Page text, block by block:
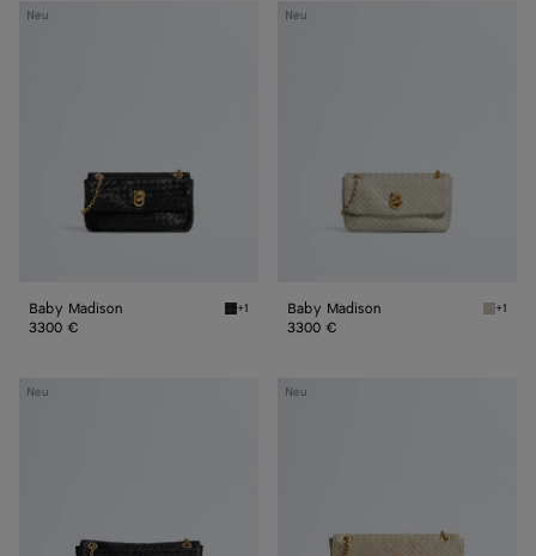
Neu
Baby
Baby Madison Black Baby Madison
+1
3300 €
Neu
Baby
Baby Madison Silica
+1
3300 €
Neu
Kleine
Neu
Madison